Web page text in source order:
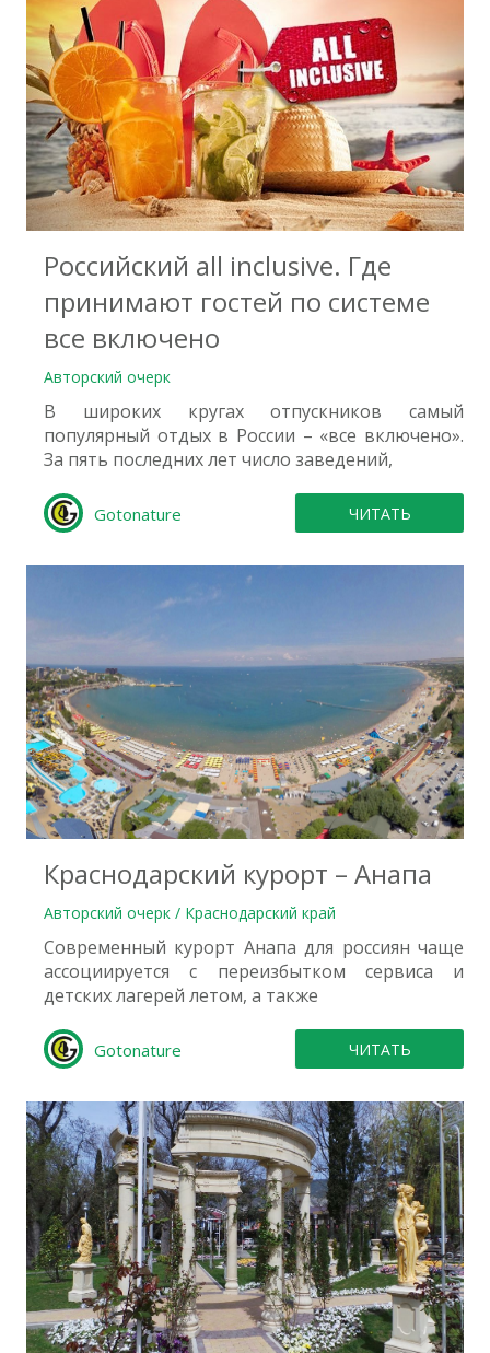
0
Российский all inclusive. Где
принимают гостей по системе
все включено
Авторский очерк
В широких кругах отпускников самый
популярный отдых в России – «все включено».
За пять последних лет число заведений,
Gotonature ЧИТАТЬ
0
Краснодарский курорт – Анапа
Авторский очерк / Краснодарский край
Современный курорт Анапа для россиян чаще
ассоциируется с переизбытком сервиса и
детских лагерей летом, а также
Gotonature ЧИТАТЬ
0